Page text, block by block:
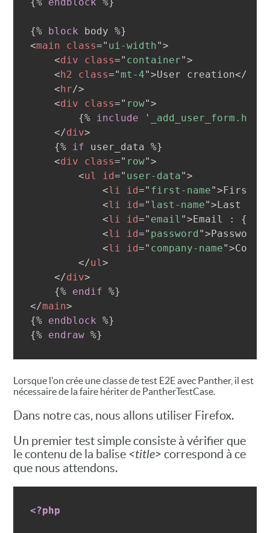
{% block body %}
<main class=" ui-width">
<div class=" container">
< h2 class=" mt-4">User creation</
< hr/>
<div class=" row">
{% include '
</div>
{% if user_data %}
<div class=" row">
<ul id=" user-data">
<li id=" first-name"> First
<li id=" last-name"> Last
<li id=" email "> Email : {{
<li id=" password ">
<li id=" company-name">
</ul>
</div>
{% endif
%}
</main>
{% endblock
%}
{% endraw %}
Lorsque l'on crée une classe de test E2E avec Panther, il est
nécessaire de la faire hériter de PantherTestCase.
Dans notre cas, nous allons utiliser Firefox.
Un premier test simple consiste à vérifier que
le contenu de la balise <title> correspond à ce
que nous attendons.
<?php